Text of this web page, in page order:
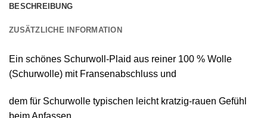
BESCHREIBUNG
ZUSÄTZLICHE INFORMATION
Ein schönes Schurwoll-Plaid aus reiner 100 % Wolle
(Schurwolle) mit Fransenabschluss und
dem für Schurwolle typischen leicht kratzig-rauen Gefühl